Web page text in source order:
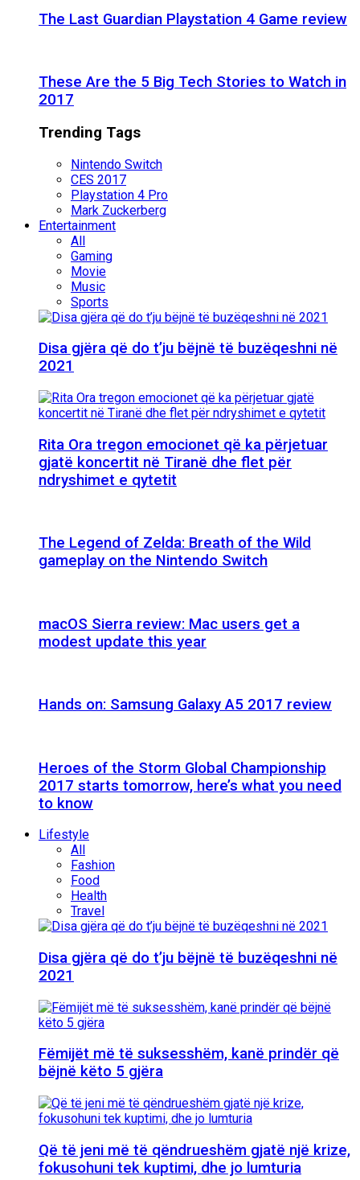
The Last Guardian Playstation 4 Game review
These Are the 5 Big Tech Stories to Watch in
2017
Trending Tags
Nintendo Switch
CES 2017
Playstation 4 Pro
Mark Zuckerberg
Entertainment
All
Gaming
Movie
Music
Sports
Disa gjëra që do t’ju bëjnë të buzëqeshni në
2021
Rita Ora tregon emocionet që ka përjetuar
gjatë koncertit në Tiranë dhe flet për
ndryshimet e qytetit
The Legend of Zelda: Breath of the Wild
gameplay on the Nintendo Switch
macOS Sierra review: Mac users get a
modest update this year
Hands on: Samsung Galaxy A5 2017 review
Heroes of the Storm Global Championship
2017 starts tomorrow, here’s what you need
to know
Lifestyle
All
Fashion
Food
Health
Travel
Disa gjëra që do t’ju bëjnë të buzëqeshni në
2021
Fëmijët më të suksesshëm, kanë prindër që
bëjnë këto 5 gjëra
Që të jeni më të qëndrueshëm gjatë një krize,
fokusohuni tek kuptimi, dhe jo lumturia